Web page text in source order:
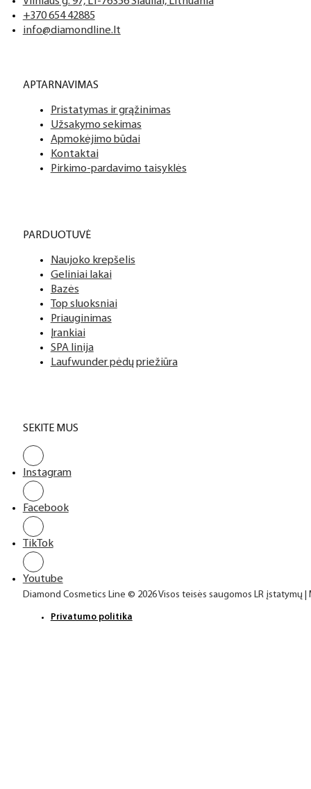
Mes siūlome tik aukščiausios kokybės produktus nagams,
Platus prekių katalogas
Turime daugiau nei 3000 produktų visiems Jūsų poreikiams
PDF katalogas
Vilniaus g. 97, LT-76356 Šiauliai, Lithuania
+370 654 42885
Pristatymas ir grąžinimas
Užsakymo sekimas
Apmokėjimo būdai
Kontaktai
Naujoko krepšelis
Geliniai lakai
Bazės
Top sluoksniai
Priauginimas
Įrankiai
SPA linija
SEKITE MUS
Instagram
Facebook
TikTok
Youtube